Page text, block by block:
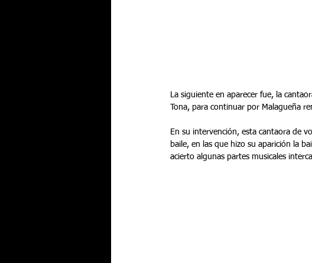
La siguiente en aparecer fue, la
Tona, para continuar por Malagueña
En su intervención, esta cantaora de
baile, en las que hizo su aparición la
acierto algunas partes musicales